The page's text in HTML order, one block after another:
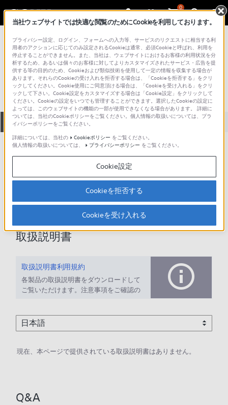
0
総合サポート・お問い合わせ プロフェッショナル／業務用
LLC-5
全て ダウンロード 取扱説明書 Q&A
ダウンロード
現在、本ページで提供されているアップデート情報はありませ
取扱説明書
取扱説明書利用規約
各製品の取扱説明書をダウンロードして
ご覧いただけます。注意事項をご確認の
現在、本ページで提供されている取扱説明書はありません。
Q&A
当社ウェブサイトでは快適な閲覧のためにCookieを利用しております。
プライバシー設定、ログイン、フォームへの入力等、サービスのリクエストに相当する利
用者のアクションに応じてのみ設定されるCookieは通常、必須Cookieと呼ばれ、利用を
停止することができません。また、当社は、ウェブサイトにおけるお客様の利用状況を分
析するため、あるいは個々のお客様に対してよりカスタマイズされたサービス・広告を提
供する等の目的のため、Cookieおよび類似技術を使用して一定の情報を収集する場合が
あります。それらのCookieの受け入れを拒否する場合は、「Cookieを拒否する」をクリ
ックしてください。Cookie使用にご同意頂ける場合は、「Cookieを受け入れる」をクリ
ックして下さい。Cookie設定をカスタマイズする場合は「Cookie設定」をクリックして
ください。Cookieの設定をいつでも管理することができます。選択したCookieの設定に
よっては、このウェブサイトの機能の一部が使用できなくなる場合があります。 詳細に
ついては、当社のCookieポリシーをご覧ください。個人情報の取扱いについては、プラ
イバシーポリシーをご覧ください。
詳細については、当社の
Cookieポリシー をご覧ください。
個人情報の取扱いについては、
プライバシーポリシー をご覧ください。
Cookie設定
Cookieを拒否する
Cookieを受け入れる